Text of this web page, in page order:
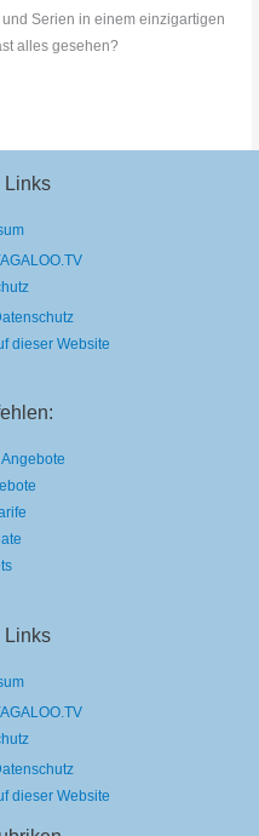
Serien in einem einzigartigen
alles gesehen?
Links
dieser Website
Links
dieser Website